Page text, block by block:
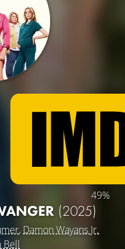
49%
(2025)
, Damon Wayans Jr.
Bell